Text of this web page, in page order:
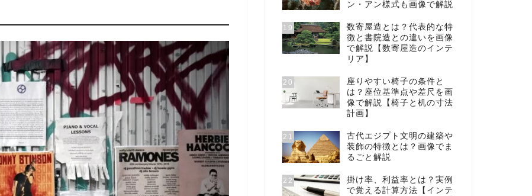
ン・アン様式も画像で解説
19
数寄屋造とは？代表的な特
徴と書院造との違いを画像
で解説【数寄屋造のインテ
リア】
20
座りやすい椅子の条件と
は？座位基準点や差尺を画
像で解説【椅子と机の寸法
計画】
21
古代エジプト文明の建築や
装飾の特徴とは？画像でま
るごと解説
22
掛け率、利益率とは？実例
で覚える計算方法【インテ